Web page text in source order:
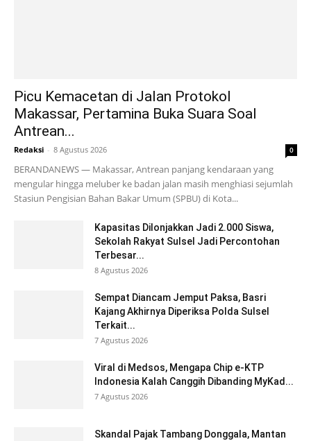
Picu Kemacetan di Jalan Protokol
Makassar, Pertamina Buka Suara Soal
Antrean...
Redaksi - 8 Agustus 2026 0
BERANDANEWS — Makassar, Antrean panjang kendaraan yang
mengular hingga meluber ke badan jalan masih menghiasi sejumlah
Stasiun Pengisian Bahan Bakar Umum (SPBU) di Kota...
Kapasitas Dilonjakkan Jadi 2.000 Siswa,
Sekolah Rakyat Sulsel Jadi Percontohan
Terbesar...
8 Agustus 2026
Sempat Diancam Jemput Paksa, Basri
Kajang Akhirnya Diperiksa Polda Sulsel
Terkait...
7 Agustus 2026
Viral di Medsos, Mengapa Chip e-KTP
Indonesia Kalah Canggih Dibanding MyKad...
7 Agustus 2026
Skandal Pajak Tambang Donggala, Mantan